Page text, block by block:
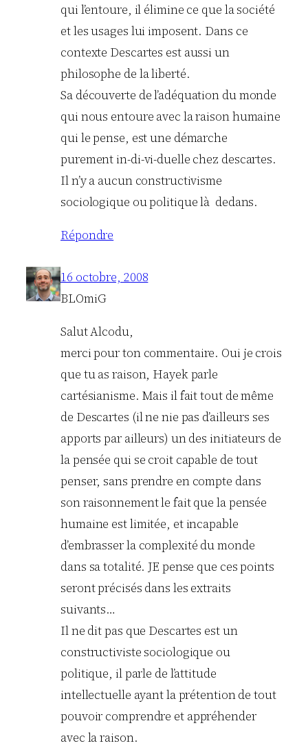
qui l’entoure, il élimine ce que la société
et les usages lui imposent. Dans ce
contexte Descartes est aussi un
philosophe de la liberté.
Sa découverte de l’adéquation du monde
qui nous entoure avec la raison humaine
qui le pense, est une démarche
purement in-di-vi-duelle chez descartes.
Il n’y a aucun constructivisme
sociologique ou politique là dedans.
Répondre
16 octobre, 2008
BLOmiG
Salut Alcodu,
merci pour ton commentaire. Oui je crois
que tu as raison, Hayek parle
cartésianisme. Mais il fait tout de même
de Descartes (il ne nie pas d’ailleurs ses
apports par ailleurs) un des initiateurs de
la pensée qui se croit capable de tout
penser, sans prendre en compte dans
son raisonnement le fait que la pensée
humaine est limitée, et incapable
d’embrasser la complexité du monde
dans sa totalité. JE pense que ces points
seront précisés dans les extraits
suivants…
Il ne dit pas que Descartes est un
constructiviste sociologique ou
politique, il parle de l’attitude
intellectuelle ayant la prétention de tout
pouvoir comprendre et appréhender
avec la raison.